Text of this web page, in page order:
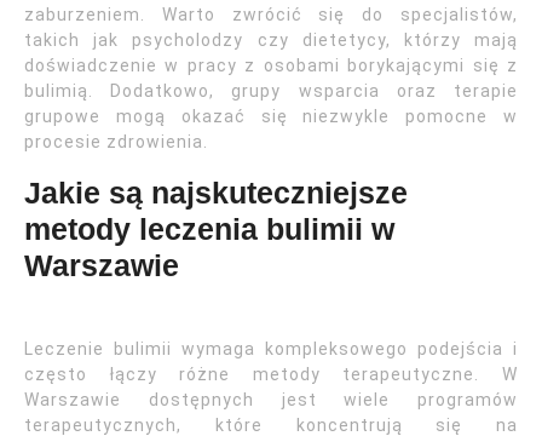
zaburzeniem. Warto zwrócić się do specjalistów,
takich jak psycholodzy czy dietetycy, którzy mają
doświadczenie w pracy z osobami borykającymi się z
bulimią. Dodatkowo, grupy wsparcia oraz terapie
grupowe mogą okazać się niezwykle pomocne w
procesie zdrowienia.
Jakie są najskuteczniejsze
metody leczenia bulimii w
Warszawie
Leczenie bulimii wymaga kompleksowego podejścia i
często łączy różne metody terapeutyczne. W
Warszawie dostępnych jest wiele programów
terapeutycznych, które koncentrują się na